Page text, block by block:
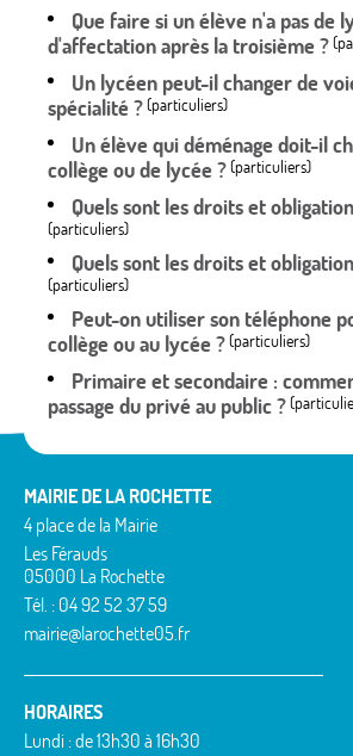
Que faire si un élève n'a pas de
d'affectation après la troisième ?
Un lycéen peut-il changer de
spécialité ?(particuliers)
Un élève qui déménage doit-il
collège ou de lycée ?(particuliers)
Quels sont les droits et
(particuliers)
Quels sont les droits et
(particuliers)
Peut-on utiliser son téléphone
collège ou au lycée ?(particuliers)
Primaire et secondaire :
passage du privé au public ?
MAIRIE DE LA ROCHETTE
4 place de la Mairie
Les Férauds
05000 La Rochette
Tél. : 04 92 52 37 59
mairie@larochette05.fr
HORAIRES
Lundi : de 13h30 à 16h30